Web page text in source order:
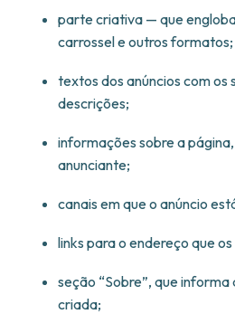
parte criativa — que
carrossel e outros formatos;
textos dos anúncios com os
descrições;
informações sobre a
anunciante;
canais em que o anúncio
links para o endereço que
seção “Sobre”, que
criada;